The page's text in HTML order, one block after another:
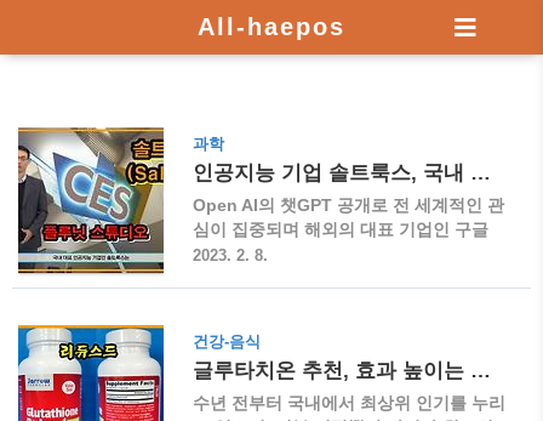
All-haepos
과학
인공지능 기업 솔트룩스, 국내 최다 특허 보유
Open AI의 챗GPT 공개로 전 세계적인 관
심이 집중되며 해외의 대표 기업인 구글
및 마이크로소프트 등의 대응도 주목을 받
공지능 및 빅데이터 전문 기업 ▶ 국내 최
다 인공지능 관련 특허 보유 ▶ 2020년 코
스닥 시장 입성(시가총액 1,258억), 공모
2023. 2. 8.
건강-음식
글루타치온 추천, 효과 높이는 방법
수년 전부터 국내에서 최상위 인기를 누리